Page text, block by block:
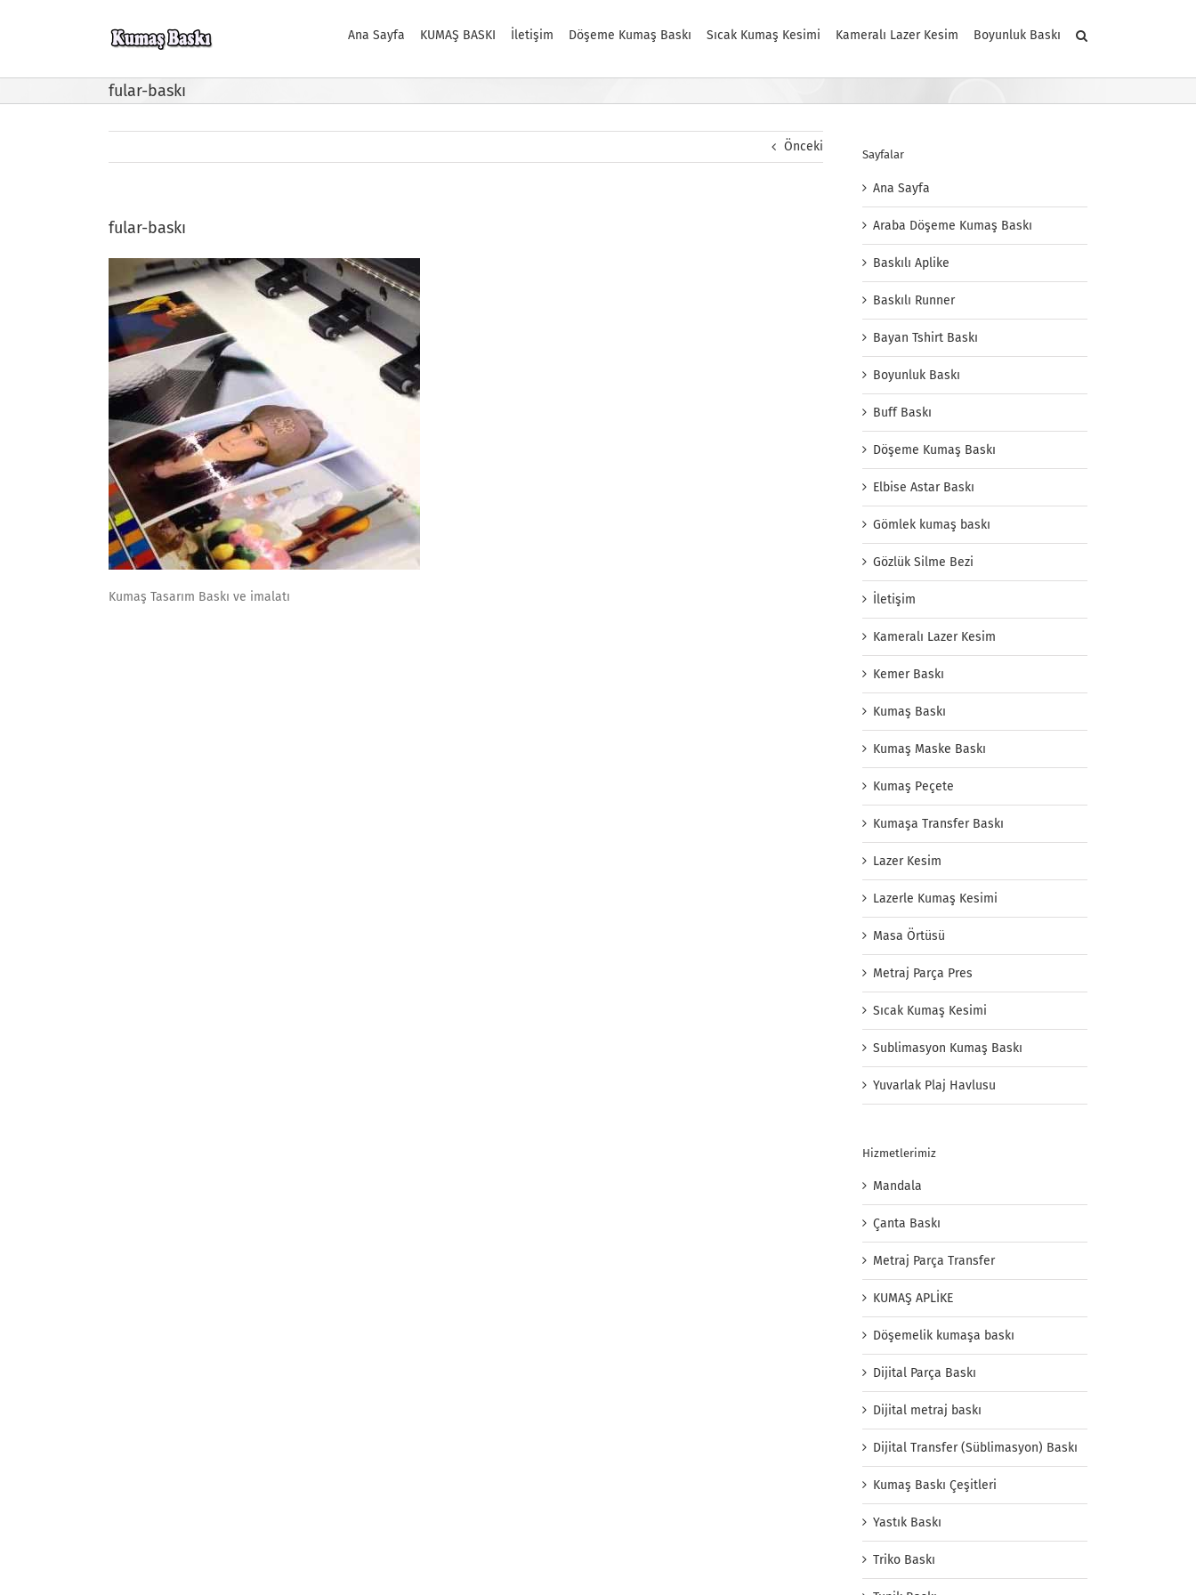
Ana Sayfa KUMAŞ BASKI İletişim Döşeme Kumaş Baskı Sıcak Kumaş Kesimi Kameralı Lazer Kesim Boyunluk Baskı
fular-baskı
Önceki
fular-baskı
Kumaş Tasarım Baskı ve imalatı
Sayfalar
Ana Sayfa
Araba Döşeme Kumaş Baskı
Baskılı Aplike
Baskılı Runner
Bayan Tshirt Baskı
Boyunluk Baskı
Buff Baskı
Döşeme Kumaş Baskı
Elbise Astar Baskı
Gömlek kumaş baskı
Gözlük Silme Bezi
İletişim
Kameralı Lazer Kesim
Kemer Baskı
Kumaş Baskı
Kumaş Maske Baskı
Kumaş Peçete
Kumaşa Transfer Baskı
Lazer Kesim
Lazerle Kumaş Kesimi
Masa Örtüsü
Metraj Parça Pres
Sıcak Kumaş Kesimi
Sublimasyon Kumaş Baskı
Yuvarlak Plaj Havlusu
Hizmetlerimiz
Mandala
Çanta Baskı
Metraj Parça Transfer
KUMAŞ APLİKE
Döşemelik kumaşa baskı
Dijital Parça Baskı
Dijital metraj baskı
Dijital Transfer (Süblimasyon) Baskı
Kumaş Baskı Çeşitleri
Yastık Baskı
Triko Baskı